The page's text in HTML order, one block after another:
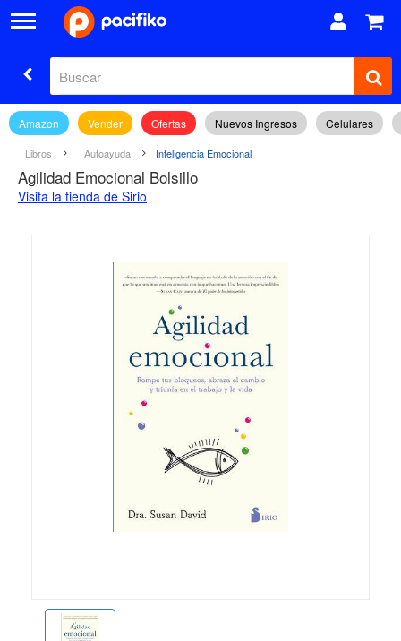
Amazon Vender Ofertas Nuevos Ingresos Celulares
Libros Autoayuda Inteligencia Emocional
Agilidad Emocional Bolsillo
Visita la tienda de Sirio